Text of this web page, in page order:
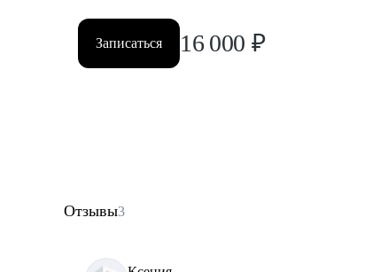
Записаться 16 000 ₽
Отзывы3